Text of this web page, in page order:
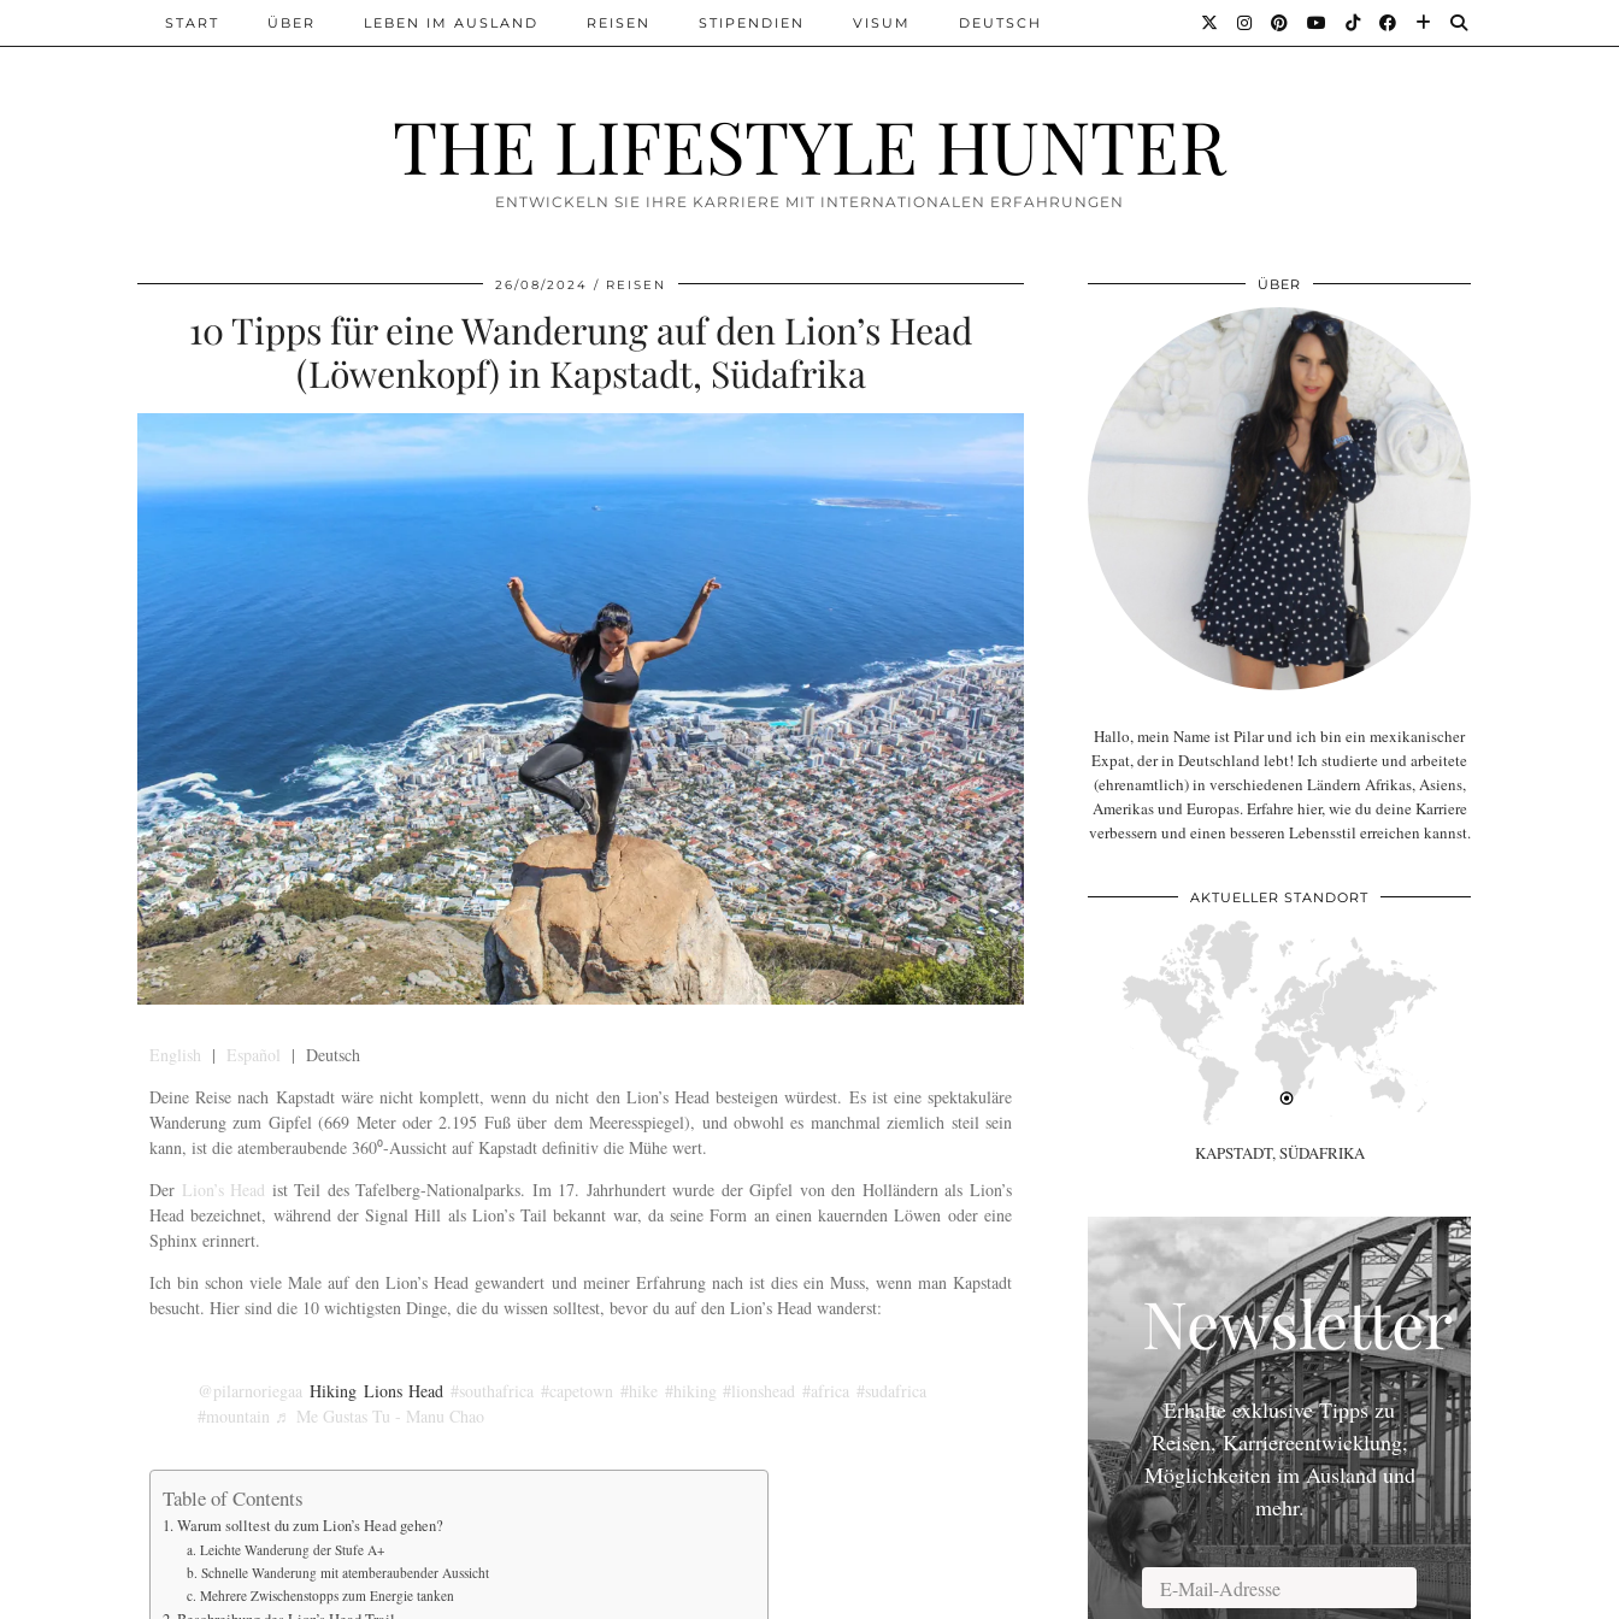
THE LIFESTYLE HUNTER
ENTWICKELN SIE IHRE KARRIERE MIT INTERNATIONALEN ERFAHRUNGEN
START ÜBER LEBEN IM AUSLAND REISEN STIPENDIEN VISUM DEUTSCH
26/08/2024 REISEN
10 Tipps für eine Wanderung auf den Lion’s Head
(Löwenkopf) in Kapstadt, Südafrika
English | Español | Deutsch
Deine Reise nach Kapstadt wäre nicht komplett, wenn du nicht den Lion’s Head besteigen würdest. Es ist eine spektakuläre
Wanderung zum Gipfel (669 Meter oder 2.195 Fuß über dem Meeresspiegel), und obwohl es manchmal ziemlich steil sein
kann, ist die atemberaubende 360⁰-Aussicht auf Kapstadt definitiv die Mühe wert.
Der Lion’s Head ist Teil des Tafelberg-Nationalparks. Im 17. Jahrhundert wurde der Gipfel von den Holländern als Lion’s
Head bezeichnet, während der Signal Hill als Lion’s Tail bekannt war, da seine Form an einen kauernden Löwen oder eine
Sphinx erinnert.
Ich bin schon viele Male auf den Lion’s Head gewandert und meiner Erfahrung nach ist dies ein Muss, wenn man Kapstadt
besucht. Hier sind die 10 wichtigsten Dinge, die du wissen solltest, bevor du auf den Lion’s Head wanderst:
@pilarnoriegaa Hiking Lions Head#southafrica #capetown #hike #hiking #lionshead #africa #sudafrica
#mountain ♬ Me Gustas Tu - Manu Chao
Table of Contents
1. Warum solltest du zum Lion’s Head gehen?
a. Leichte Wanderung der Stufe A+
b. Schnelle Wanderung mit atemberaubender Aussicht
c. Mehrere Zwischenstopps zum Energie tanken
ÜBER
Hallo, mein Name ist Pilar und ich bin ein mexikanischer
Expat, der in Deutschland lebt! Ich studierte und arbeitete
(ehrenamtlich) in verschiedenen Ländern Afrikas, Asiens,
Amerikas und Europas. Erfahre hier, wie du deine Karriere
verbessern und einen besseren Lebensstil erreichen kannst.
AKTUELLER STANDORT
KAPSTADT, SÜDAFRIKA
Newsletter
Erhalte exklusive Tipps zu
Reisen, Karriereentwicklung,
Möglichkeiten im Ausland und
mehr.